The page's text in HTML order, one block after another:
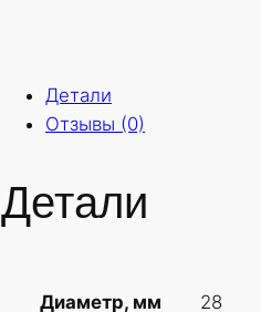
Детали
Отзывы (0)
Детали
Диаметр, мм 28